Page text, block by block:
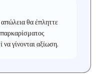
θα έπληττε
γίνονται αξίωση.